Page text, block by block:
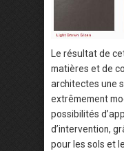
Le résultat de
matières et de
architectes une
extrêmement
possibilités
d’intervention,
pour les sols et